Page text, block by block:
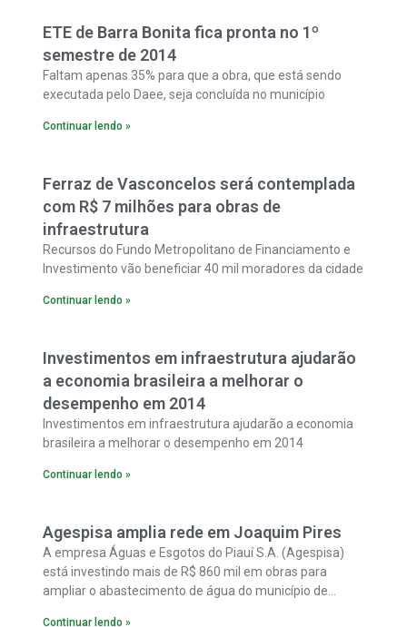
ETE de Barra Bonita fica pronta no 1º
semestre de 2014
Faltam apenas 35% para que a obra, que está sendo
executada pelo Daee, seja concluída no município
Continuar lendo »
Ferraz de Vasconcelos será contemplada
com R$ 7 milhões para obras de
infraestrutura
Recursos do Fundo Metropolitano de Financiamento e
Investimento vão beneficiar 40 mil moradores da cidade
Continuar lendo »
Investimentos em infraestrutura ajudarão
a economia brasileira a melhorar o
desempenho em 2014
Investimentos em infraestrutura ajudarão a economia
brasileira a melhorar o desempenho em 2014
Continuar lendo »
Agespisa amplia rede em Joaquim Pires
A empresa Águas e Esgotos do Piauí S.A. (Agespisa)
está investindo mais de R$ 860 mil em obras para
ampliar o abastecimento de água do município de
Continuar lendo »